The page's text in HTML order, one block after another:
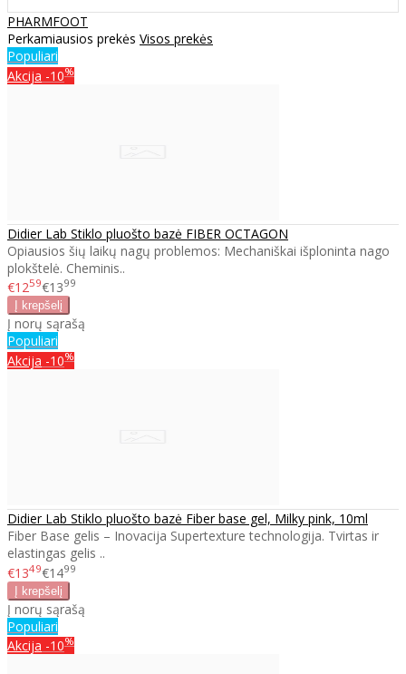
PHARMFOOT
Perkamiausios prekės Visos prekės
Populiari
Akcija -10%
Didier Lab Stiklo pluošto bazė FIBER OCTAGON
Opiausios šių laikų nagų problemos: Mechaniškai išploninta nago
plokštelė. Cheminis..
€1259€1399
Į norų sąrašą
Populiari
Akcija -10%
Didier Lab Stiklo pluošto bazė Fiber base gel, Milky pink, 10ml
Fiber Base gelis – Inovacija Supertexture technologija. Tvirtas ir
elastingas gelis ..
€1349€1499
Į norų sąrašą
Populiari
Akcija -10%